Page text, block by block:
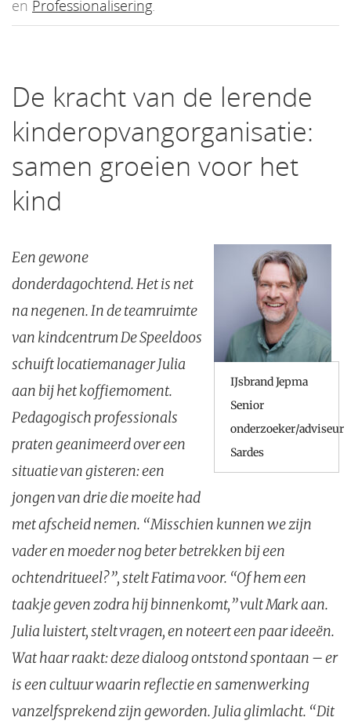
en Professionalisering.
De kracht van de lerende
kinderopvangorganisatie:
samen groeien voor het
kind
IJsbrand Jepma
Senior
onderzoeker/adviseur
Sardes
Een gewone
donderdagochtend. Het is net
na negenen. In de teamruimte
van kindcentrum De Speeldoos
schuift locatiemanager Julia
aan bij het koffiemoment.
Pedagogisch professionals
praten geanimeerd over een
situatie van gisteren: een
jongen van drie die moeite had
met afscheid nemen. “Misschien kunnen we zijn
vader en moeder nog beter betrekken bij een
ochtendritueel?”, stelt Fatima voor. “Of hem een
taakje geven zodra hij binnenkomt,” vult Mark aan.
Julia luistert, stelt vragen, en noteert een paar ideeën.
Wat haar raakt: deze dialoog ontstond spontaan – er
is een cultuur waarin reflectie en samenwerking
vanzelfsprekend zijn geworden. Julia glimlacht. “Dit